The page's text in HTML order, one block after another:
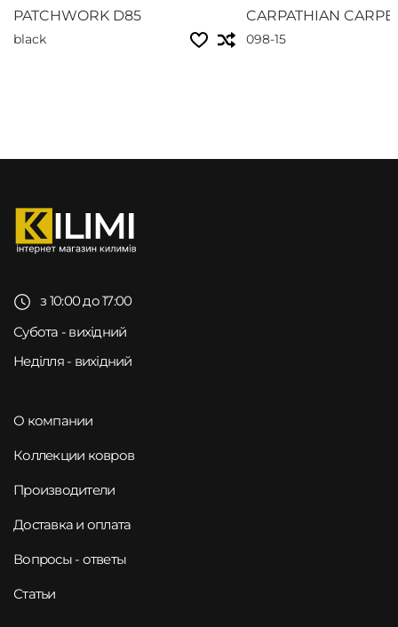
PATCHWORK D85
black
CARPATHIAN
098-15
з 10:00 до 17:00
Субота - вихідний
Неділля - вихідний
О компании
Коллекции ковров
Производители
Доставка и оплата
Вопросы - ответы
Статьи